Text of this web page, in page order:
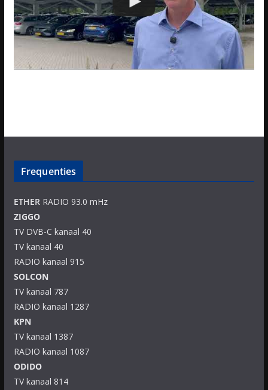
Frequenties
ETHERRADIO 93.0 mHz
ZIGGO
TV DVB-C kanaal 40
TV kanaal 40
RADIO kanaal 915
SOLCON
TV kanaal 787
RADIO kanaal 1287
KPN
TV kanaal 1387
RADIO kanaal 1087
ODIDO
TV kanaal 814